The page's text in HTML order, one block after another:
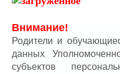
Внимание!
Родители и
данных
субъектов